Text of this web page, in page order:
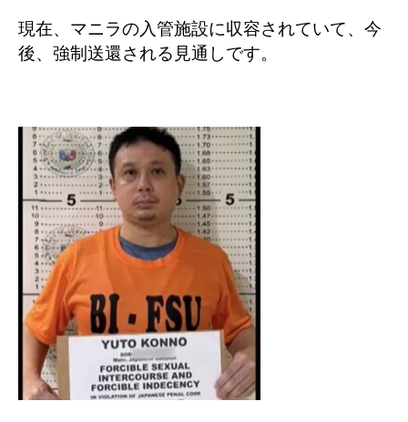
現在、マニラの入管施設に収容されていて、今
後、強制送還される見通しです。